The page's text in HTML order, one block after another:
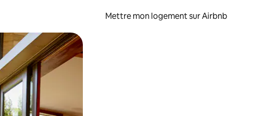
Mettre mon logement sur Airbnb